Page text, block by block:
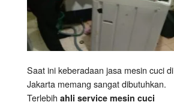
Saat ini keberadaan jasa mesin cuci di
Jakarta memang sangat dibutuhkan.
Terlebih ahli service mesin cuci